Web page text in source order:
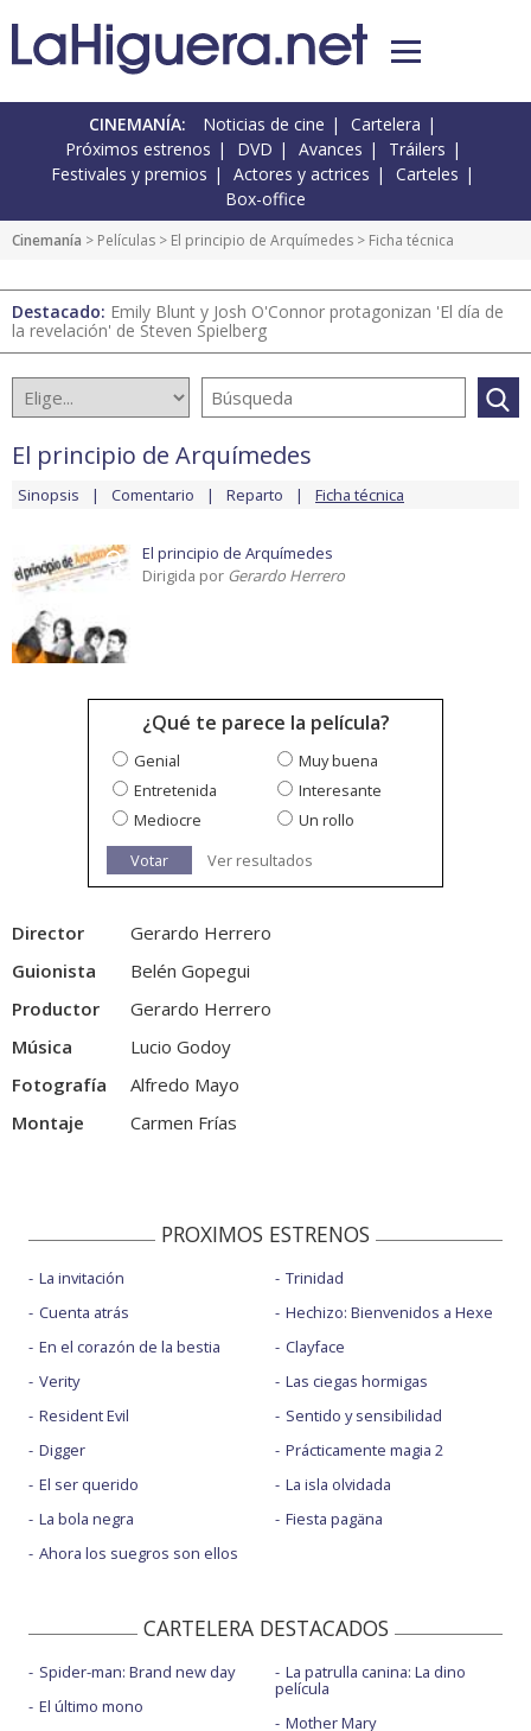
CINEMANÍA: Noticias de cine
Cartelera
Próximos estrenos
DVD Avances
Tráilers
Festivales y premios
Actores y actrices
Carteles
Box-office
Cinemanía > Películas > El principio de Arquímedes > Ficha técnica
Destacado: Emily Blunt y Josh O'Connor protagonizan 'El día de
la revelación' de Steven Spielberg
El principio de Arquímedes
Sinopsis Comentario Reparto Ficha técnica
El principio de Arquímedes
Dirigida por Gerardo Herrero
¿Qué te parece la película?
Genial
Muy buena
Entretenida
Interesante
Mediocre
Un rollo
Votar
Ver resultados
Director
Gerardo Herrero
Guionista
Belén Gopegui
Productor
Gerardo Herrero
Música
Lucio Godoy
Fotografía
Alfredo Mayo
Montaje
Carmen Frías
PROXIMOS ESTRENOS
La invitación
Cuenta atrás
En el corazón de la bestia
Verity
Resident Evil
Digger
El ser querido
La bola negra
Ahora los suegros son ellos
Trinidad
Hechizo: Bienvenidos a Hexe
Clayface
Las ciegas hormigas
Sentido y sensibilidad
Prácticamente magia 2
La isla olvidada
Fiesta pagäna
CARTELERA DESTACADOS
Spider-man: Brand new day
El último mono
La patrulla canina: La dino
película
Mother Mary